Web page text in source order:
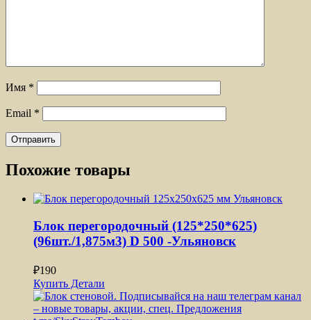
Имя *
Email *
Похожие товары
Блок перегородочный (125*250*625)
(96шт./1,875м3) D 500 -Ульяновск
₽190
Купить Детали